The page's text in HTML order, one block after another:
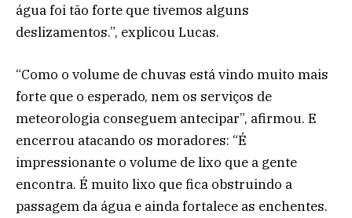
água foi tão forte que tivemos alguns
deslizamentos.”, explicou Lucas.
“Como o volume de chuvas está vindo muito mais
forte que o esperado, nem os serviços de
meteorologia conseguem antecipar”, afirmou. E
encerrou atacando os moradores: “É
impressionante o volume de lixo que a gente
encontra. É muito lixo que fica obstruindo a
passagem da água e ainda fortalece as enchentes.